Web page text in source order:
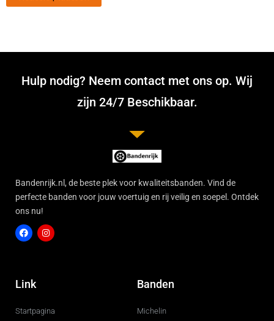
Hulp nodig? Neem contact met ons op. Wij
zijn 24/7 Beschikbaar.
Bandenrijk.nl, de beste plek voor kwaliteitsbanden. Vind de
perfecte banden voor jouw voertuig en rij veilig en soepel. Ontdek
ons nu!
c
e
o
g
r
Link
Startpagina
Banden
Michelin